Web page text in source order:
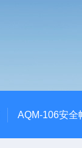
AQM-106安全